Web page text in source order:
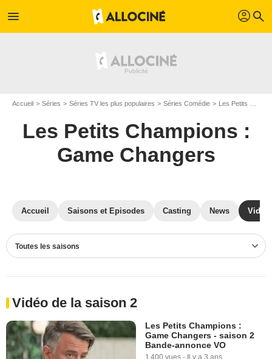
menu profil search
Accueil Séries Séries TV les plus populaires Séries Comédie Les Petits Champions : Game Changers
Les Petits Champions :
Game Changers
Accueil Saisons et Episodes Casting News
Toutes les saisons
Vidéo de la saison 2
Les Petits Champions :
Game Changers - saison 2
Bande-annonce VO
1 400 vues - Il y a 3 ans